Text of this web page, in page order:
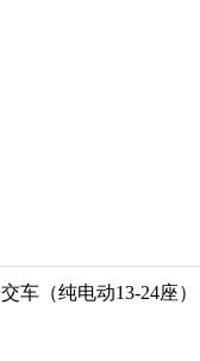
车（纯电动13-24座）